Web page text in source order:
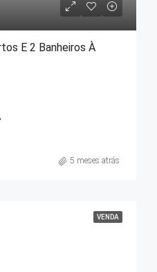
E 2 Banheiros À
5 meses atrás
VENDA